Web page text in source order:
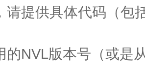
请提供具体代码（包
的NVL版本号（或是